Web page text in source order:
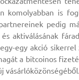
komolyabban is
pedig
aktiválásának
egy akció
a bitcoinos
vásárlóközönségéből.